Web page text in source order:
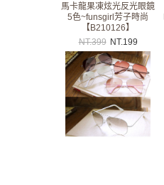
馬卡龍果凍炫光反光眼鏡
5色~funsgirl芳子時尚
【B210126】
NT.399 NT.199